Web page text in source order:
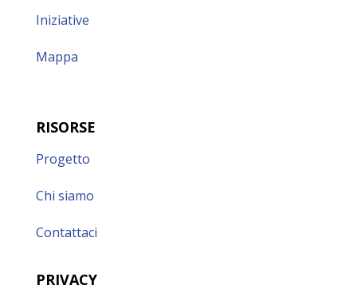
Iniziative
Mappa
RISORSE
Progetto
Chi siamo
Contattaci
PRIVACY